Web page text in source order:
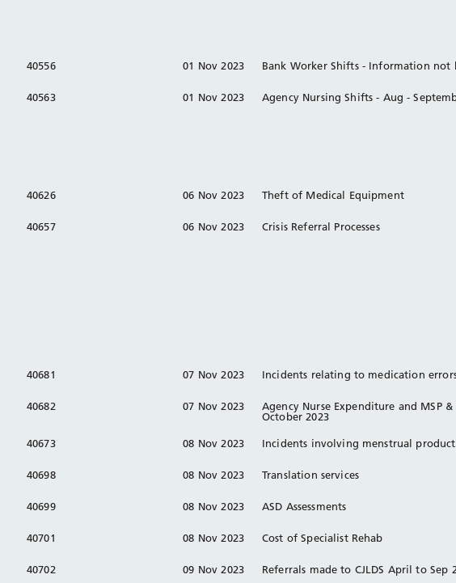
40556 01 Nov 2023 Bank Worker Shifts - Information not
40563 01 Nov 2023 Agency Nursing Shifts - Aug -
40626 06 Nov 2023 Theft of Medical Equipment
40657 06 Nov 2023 Crisis Referral Processes
40681 07 Nov 2023 Incidents relating to medication
40682 07 Nov 2023
Agency Nurse Expenditure and MSP
October 2023
40673 08 Nov 2023 Incidents involving menstrual
40698 08 Nov 2023 Translation services
40699 08 Nov 2023 ASD Assessments
40701 08 Nov 2023 Cost of Specialist Rehab
40702 09 Nov 2023 Referrals made to CJLDS April to Sep